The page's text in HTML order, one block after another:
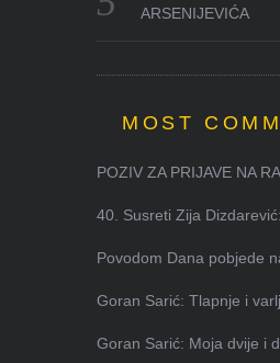
ARSENIJEVIĆA
MOST
POZIV ZA PRIJAVE NA
40. Susreti Zija Dizdarević:
Povodom Dana pobjede
Goran Sarić: Tlapnje i
Goran Sarić: Moja dvije i